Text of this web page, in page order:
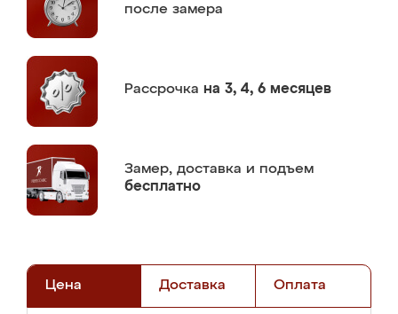
после замера
Рассрочка на 3, 4, 6 месяцев
Замер, доставка и подъем
бесплатно
Цена Доставка Оплата